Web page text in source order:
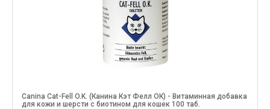
Canina Cat-Fell O.K. (Канина Кэт Фелл ОК) - Витаминная добавка
для кожи и шерсти с биотином для кошек 100 таб.